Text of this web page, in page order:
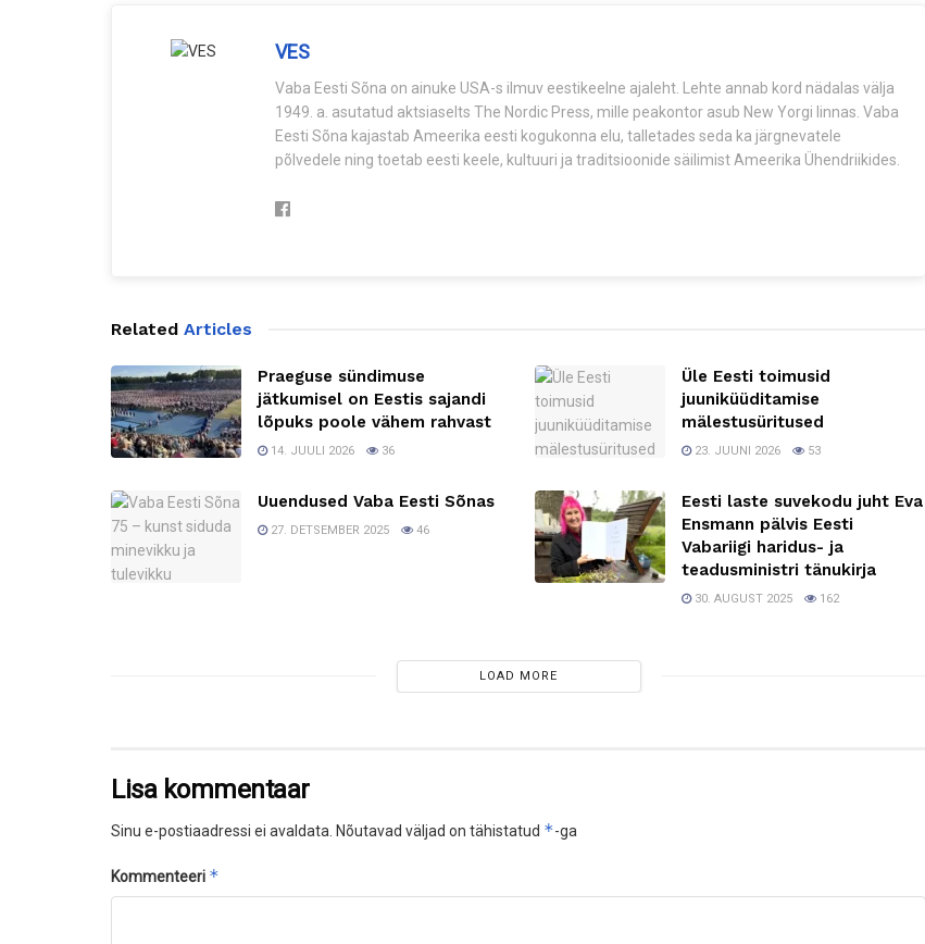
VES
Vaba Eesti Sõna on ainuke USA-s ilmuv eestikeelne ajaleht. Lehte annab kord nädalas välja
1949. a. asutatud aktsiaselts The Nordic Press, mille peakontor asub New Yorgi linnas. Vaba
Eesti Sõna kajastab Ameerika eesti kogukonna elu, talletades seda ka järgnevatele
põlvedele ning toetab eesti keele, kultuuri ja traditsioonide säilimist Ameerika Ühendriikides.
Related Articles
Praeguse sündimuse
jätkumisel on Eestis sajandi
lõpuks poole vähem rahvast
14. JUULI 2026 36
Üle Eesti toimusid
juuniküüditamise
mälestusüritused
23. JUUNI 2026 53
Uuendused Vaba Eesti Sõnas
27. DETSEMBER 2025 46
Eesti laste suvekodu juht Eva
Ensmann pälvis Eesti
Vabariigi haridus- ja
teadusministri tänukirja
30. AUGUST 2025 162
LOAD MORE
Lisa kommentaar
Sinu e-postiaadressi ei avaldata. Nõutavad väljad on tähistatud *-ga
Kommenteeri *